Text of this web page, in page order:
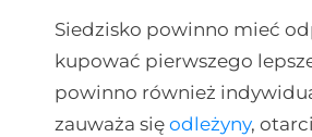
Siedzisko powinno mieć
kupować pierwszego
powinno również
zauważa sięodleżyny,